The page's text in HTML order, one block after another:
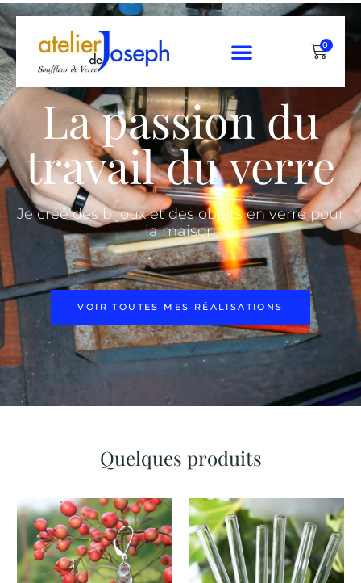
0
La passion du
travail du verre
Je créé des bijoux et des objets en verre pour
la maison
VOIR TOUTES MES RÉALISATIONS
Quelques produits